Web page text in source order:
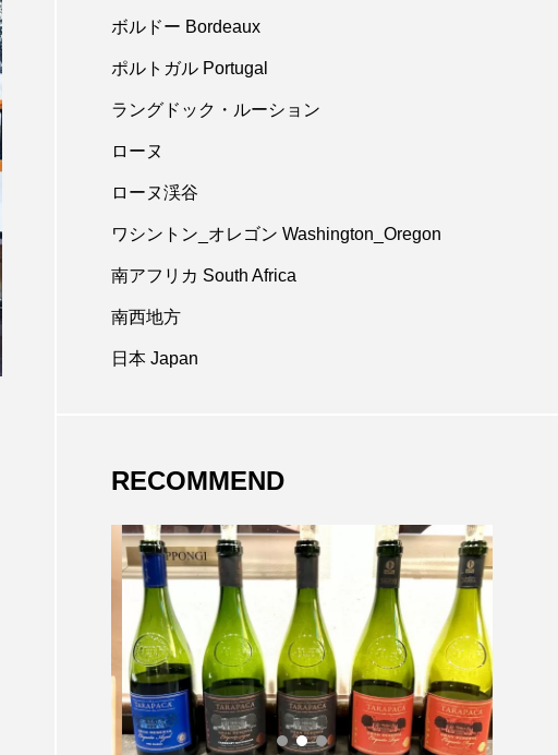
ボルドー Bordeaux
ポルトガル Portugal
ラングドック・ルーション
ローヌ
ローヌ渓谷
ワシントン_オレゴン Washington_Oregon
南アフリカ South Africa
南西地方
日本 Japan
RECOMMEND